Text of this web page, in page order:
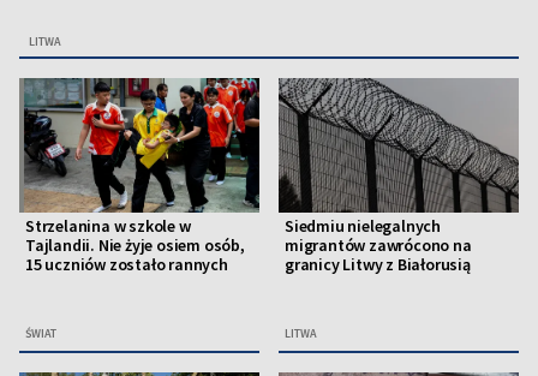
LITWA
Strzelanina w szkole w
Tajlandii. Nie żyje osiem osób,
15 uczniów zostało rannych
ŚWIAT
Siedmiu nielegalnych
migrantów zawrócono na
granicy Litwy z Białorusią
LITWA